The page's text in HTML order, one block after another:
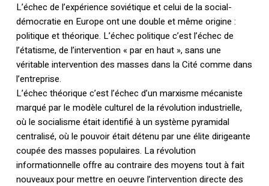
L’échec de l’expérience soviétique et celui de la social-
démocratie en Europe ont une double et même origine :
politique et théorique. L’échec politique c’est l’échec de
l’étatisme, de l’intervention « par en haut », sans une
véritable intervention des masses dans la Cité comme dans
l’entreprise.
L’échec théorique c’est l’échec d’un marxisme mécaniste
marqué par le modèle culturel de la révolution industrielle,
où le socialisme était identifié à un système pyramidal
centralisé, où le pouvoir était détenu par une élite dirigeante
coupée des masses populaires. La révolution
informationnelle offre au contraire des moyens tout à fait
nouveaux pour mettre en oeuvre l’intervention directe des